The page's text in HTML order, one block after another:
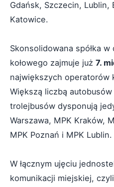
Gdańsk, Szczecin, Lublin,
Katowice.
Skonsolidowana spółka
kołowego zajmuje już 7.
największych operatorów
Większą liczbą
trolejbusów dysponują
Warszawa, MPK Kraków,
MPK Poznań i MPK Lublin.
W łącznym ujęciu
komunikacji miejskiej,